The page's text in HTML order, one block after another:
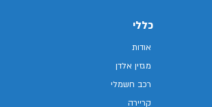
כללי
אודות
מגזין אלדן
רכב חשמלי
קריירה